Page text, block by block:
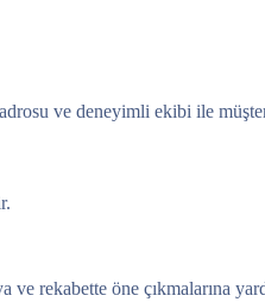
ve deneyimli ekibi ile
rekabette öne çıkmalarına